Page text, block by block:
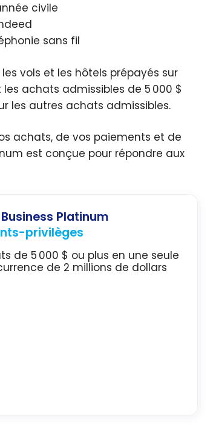
civile
sans fil
les vols et les hôtels prépayés sur
achats admissibles de 5 000 $
les autres achats admissibles.
achats, de vos paiements et de
est conçue pour répondre aux
Platinum
privilèges
de 5 000 $ ou plus en une seule
de 2 millions de dollars